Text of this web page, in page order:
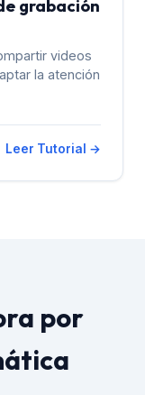
grabación
videos
la atención
Leer Tutorial →
por